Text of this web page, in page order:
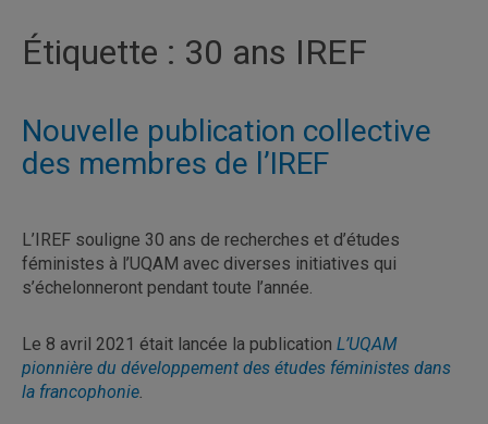
Étiquette : 30 ans IREF
Nouvelle publication collective
des membres de l’IREF
L’IREF souligne 30 ans de recherches et d’études
féministes à l’UQAM avec diverses initiatives qui
s’échelonneront pendant toute l’année.
Le 8 avril 2021 était lancée la publication L’UQAM
pionnière du développement des études féministes dans
la francophonie.